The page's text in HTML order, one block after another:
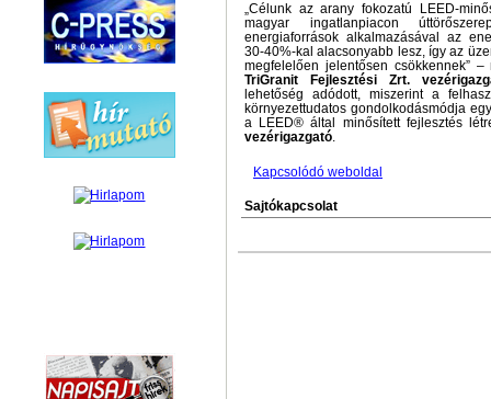
„Célunk az arany fokozatú LEED-
magyar ingatlanpiacon
energiaforrások alkalmazásával az
30-40%-kal alacsonyabb lesz, így az
megfelelően jelentősen csökkennek”
TriGranit Fejlesztési Zrt.
lehetőség adódott, miszerint a
környezettudatos gondolkodásmódja
a LEED® által minősített fejlesztés
vezérigazgató.
Kapcsolódó weboldal
Sajtókapcsolat